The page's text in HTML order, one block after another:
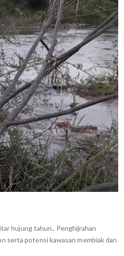
hujung tahun.. Penghijrahan
serta potensi kawasan membiak dan